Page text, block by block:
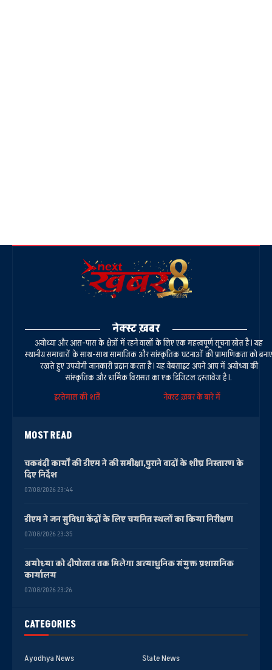
CATEGORIES
Ayodhya News State News
नेक्स्ट ख़बर
अयोध्या और आस-पास के क्षेत्रों में रहने वालों के लिए एक महत्वपूर्ण सूचना स्रोत है। यह
स्थानीय समाचारों के साथ-साथ सामाजिक और सांस्कृतिक घटनाओं की प्रामाणिकता को बनाए
रखते हुए उपयोगी जानकारी प्रदान करता है। यह वेबसाइट अपने आप में अयोध्या की
सांस्कृतिक और धार्मिक विरासत का एक डिजिटल दस्तावेज है।.
इस्तेमाल की शर्तें
नेक्स्ट ख़बर के बारे में
MOST READ
चकबंदी कार्यों की डीएम ने की समीक्षा,पुराने वादों के शीघ्र निस्तारण के
दिए निर्देश
07/08/2026 23:44
डीएम ने जन सुविधा केंद्रों के लिए चयनित स्थलों का किया निरीक्षण
07/08/2026 23:35
अयोध्या को दीपोत्सव तक मिलेगा अत्याधुनिक संयुक्त प्रशासनिक
कार्यालय
07/08/2026 23:26